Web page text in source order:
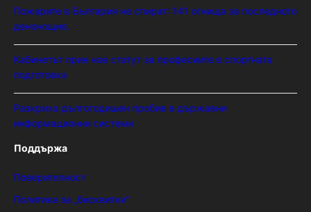
Пожарите в България не спират: 141 огнища за последното
денонощие.
Кабинетът прие нов статут за професиите в спортната
подготовка
Разкриха дългогодишен пробив в държавни
информационни системи
Поддържа
Поверителност
Политика за „бисквитки“